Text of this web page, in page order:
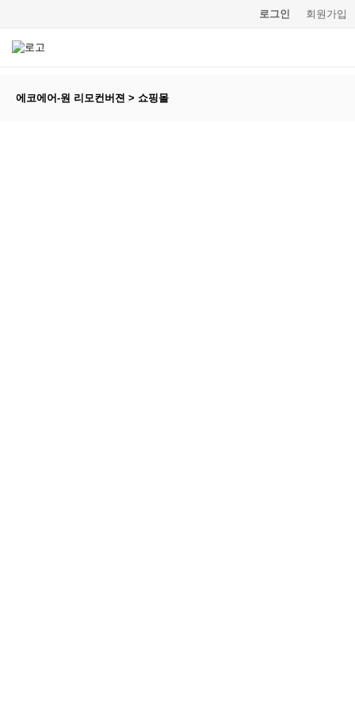
회원가입
로그인
에코에어-원 리모컨버젼 > 쇼핑몰